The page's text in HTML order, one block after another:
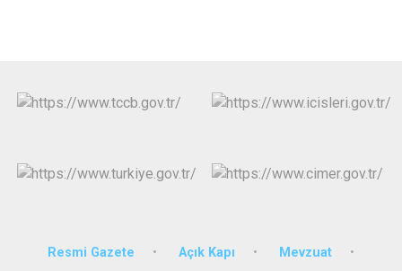
Resmi Gazete Açık Kapı Mevzuat